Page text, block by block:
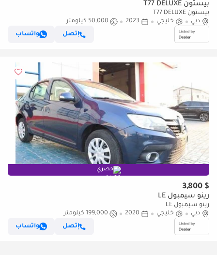
بيستون T77 DELUXE
بيستون T77 DELUXE
دبي
خليجي 2023
50,000 كيلومتر
إتصل
واتساب
حصري
$ 3,800
رينو سيمبول LE
رينو سيمبول LE
دبي
خليجي 2020
199,000 كيلومتر
إتصل
واتساب